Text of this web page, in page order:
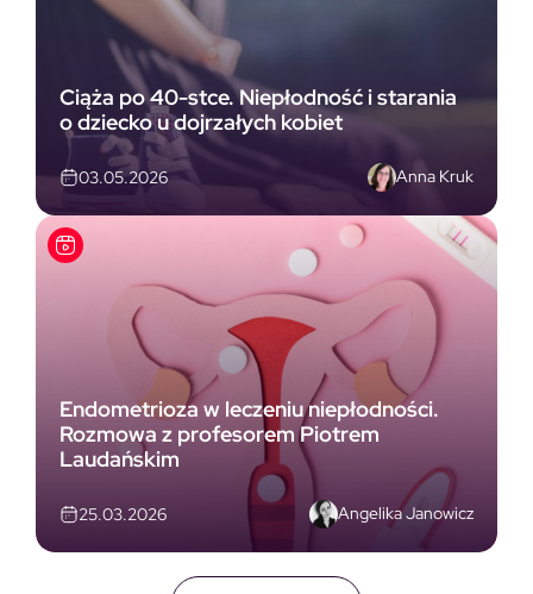
Ciąża po 40-stce. Niepłodność i starania
o dziecko u dojrzałych kobiet
03.05.2026 Anna Kruk
Endometrioza w leczeniu niepłodności.
Rozmowa z profesorem Piotrem
Laudańskim
25.03.2026 Angelika Janowicz